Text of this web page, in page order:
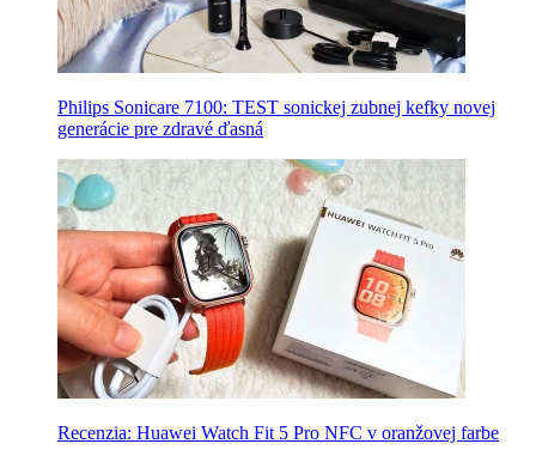
Philips Sonicare 7100: TEST sonickej zubnej kefky novej
generácie pre zdravé ďasná
Recenzia: Huawei Watch Fit 5 Pro NFC v oranžovej farbe